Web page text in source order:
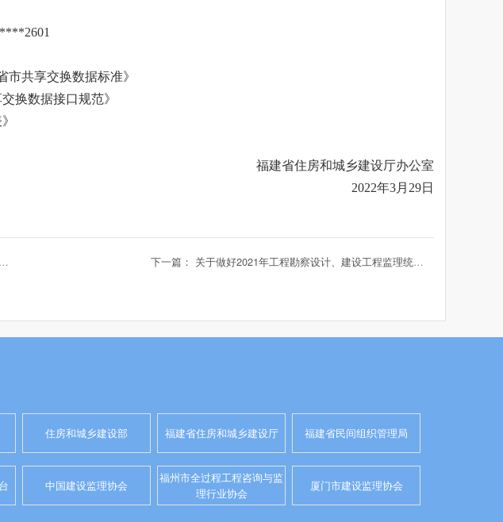
共享交换数据标准》
换数据接口规范》
福建省住房和城乡建设厅办公室
2022年3月29日
上一篇：住房和城乡建设部关于印发2022年 工程建设规范标准编制及相关工作计划的通知 下一篇： 关于做好2021年工程勘察设计、建设工程监理统计调查工作的通知
住房和城乡建设部 福建省住房和城乡建设厅 福建省民间组织管理局
中国建设监理协会
福州市全过程工程咨询与监
理行业协会
厦门市建设监理协会